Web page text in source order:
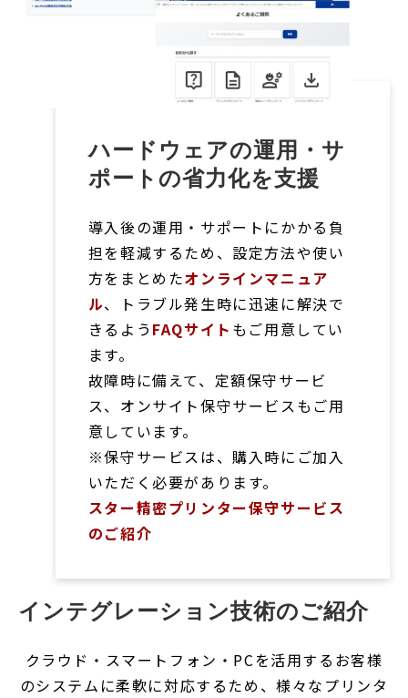
ハードウェアの運用・サ
ポートの省力化を支援
導入後の運用・サポートにかかる負
担を軽減するため、設定方法や使い
方をまとめたオンラインマニュア
ル、トラブル発生時に迅速に解決で
きるよう FAQサイト もご用意してい
ます。
故障時に備えて、定額保守サービ
ス、オンサイト保守サービスもご用
意しています。
※保守サービスは、購入時にご加入
いただく必要があります。
スター精密プリンター保守サービス
のご紹介
インテグレーション技術のご紹介
クラウド・スマートフォン・PCを活用するお客様
のシステムに柔軟に対応するため、様々なプリンタ